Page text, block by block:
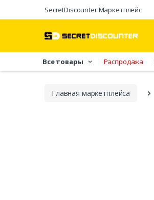
SecretDiscounter Маркетплейс
Все товары Распродажа
Главная марĸетплейса